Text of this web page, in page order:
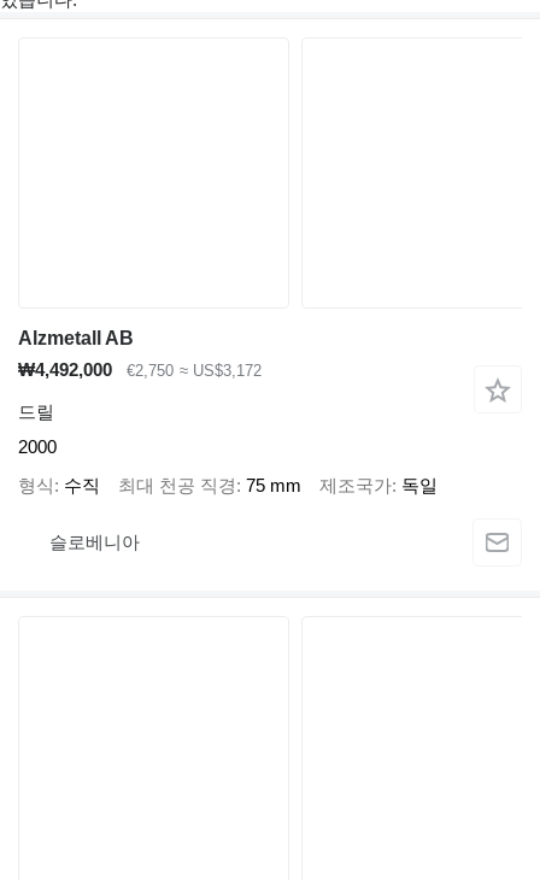
Alzmetall AB
₩4,492,000
€2,750 ≈ US$3,172
드릴
2000
형식
수직 최대 천공 직경 75 mm 제조국가 독일
슬로베니아